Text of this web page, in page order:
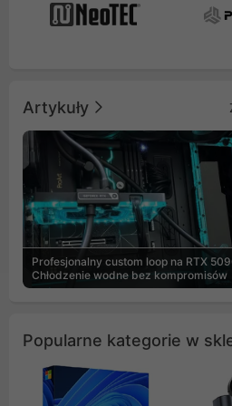
Artykuły
Profesjonalny custom loop na RTX
Chłodzenie wodne bez kompromisów
Popularne kategorie w